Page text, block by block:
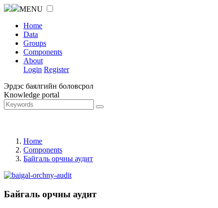
MENU
Home
Data
Groups
Components
About
Login Register
Эрдэс баялгийн боловсрол
Knowledge portal
Home
Components
Байгаль орчны аудит
Байгаль орчны аудит